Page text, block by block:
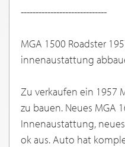
-----------------------------
MGA 1500 Roadster
innenaustattung
Zu verkaufen ein 1957
zu bauen. Neues MGA
Innenaustattung,
ok aus. Auto hat